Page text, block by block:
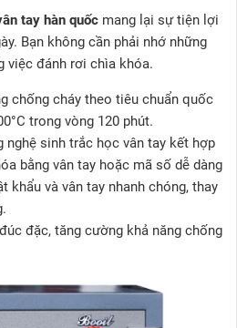
tay hàn quốc mang lại sự tiện lợi
Bạn không cần phải nhớ những
việc đánh rơi chìa khóa.
chống cháy theo tiêu chuẩn quốc
trong vòng 120 phút.
nghệ sinh trắc học vân tay kết hợp
bằng vân tay hoặc mã số dễ dàng
khẩu và vân tay nhanh chóng, thay
đặc, tăng cường khả năng chống